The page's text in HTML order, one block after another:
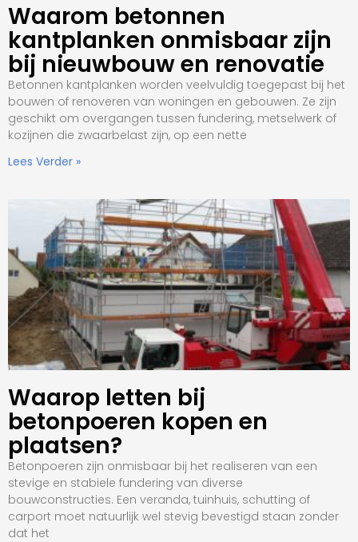
Waarom betonnen
kantplanken onmisbaar zijn
bij nieuwbouw en renovatie
Betonnen kantplanken worden veelvuldig toegepast bij het
bouwen of renoveren van woningen en gebouwen. Ze zijn
geschikt om overgangen tussen fundering, metselwerk of
kozijnen die zwaarbelast zijn, op een nette
Lees Verder »
Waarop letten bij
betonpoeren kopen en
plaatsen?
Betonpoeren zijn onmisbaar bij het realiseren van een
stevige en stabiele fundering van diverse
bouwconstructies. Een veranda, tuinhuis, schutting of
carport moet natuurlijk wel stevig bevestigd staan zonder
dat het